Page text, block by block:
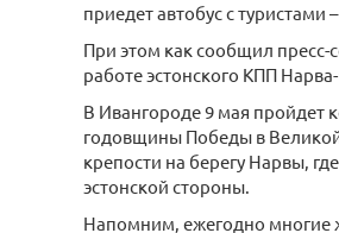
приедет автобус с туристами
При этом как сообщил пресс-
работе эстонского КПП
В Ивангороде 9 мая пройдет
годовщины Победы в Великой
крепости на берегу Нарвы,
эстонской стороны.
Напомним, ежегодно многие